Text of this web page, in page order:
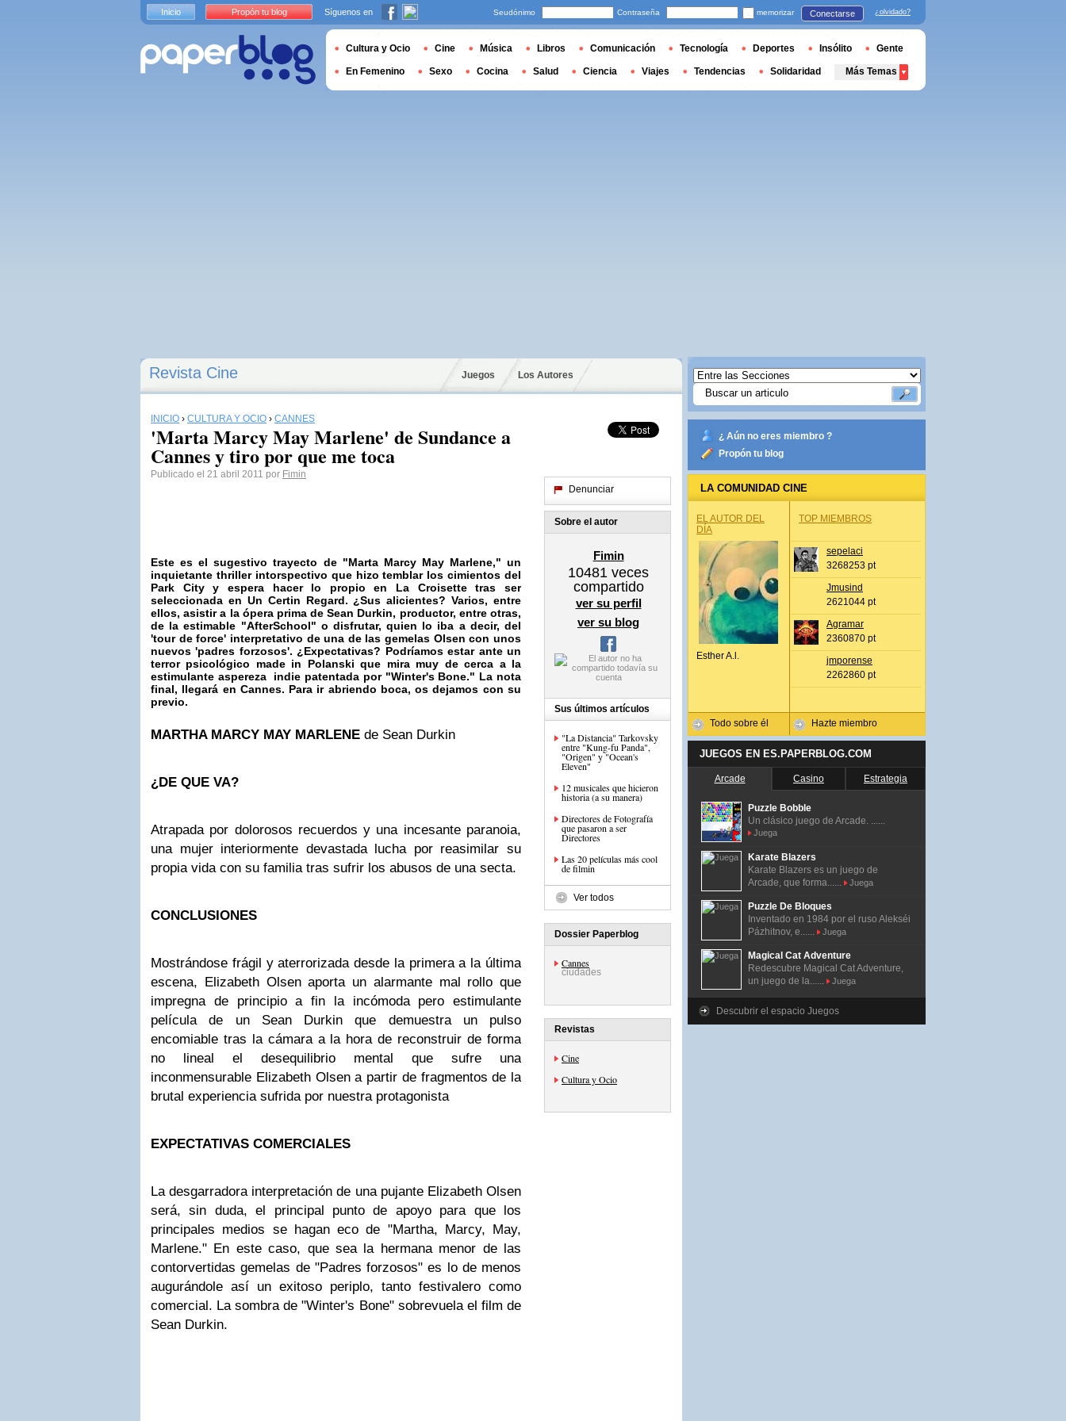
Revista Cine Juegos Los Autores
INICIO › CULTURA Y OCIO › CANNES
'Marta Marcy May Marlene' de Sundance a
Cannes y tiro por que me toca
Publicado el 21 abril 2011 por Fimin
Este es el sugestivo trayecto de"Marta Marcy May Marlene," un
inquietante thriller intorspectivo que hizo temblar los cimientos del
Park City y espera hacer lo propio en La Croisette tras ser
seleccionada en Un Certin Regard. ¿Sus alicientes?Varios, entre
ellos, asistir a la ópera prima deSean Durkin, productor, entre otras,
de la estimable "AfterSchool" o disfrutar, quien lo iba a decir, del
'tour de force' interpretativo de una de las gemelas Olsen con unos
nuevos 'padres forzosos'. ¿Expectativas? Podríamos estar ante un
terror psicológico made in Polanski que mira muy de cerca a la
estimulante aspereza indie patentada por "Winter's Bone." La nota
final, llegará en Cannes. Para ir abriendo boca, os dejamos con su
previo.
MARTHA MARCY MAY MARLENE de Sean Durkin
¿DE QUE VA?
Atrapada por dolorosos recuerdos y una incesante paranoia,
una mujer interiormente devastada lucha por reasimilar su
propia vida con su familia tras sufrir los abusos de una secta.
CONCLUSIONES
Mostrándose frágil y aterrorizada desde la primera a la última
escena, Elizabeth Olsen aporta un alarmante mal rollo que
impregna de principio a fin la incómoda pero estimulante
película de un Sean Durkin que demuestra un pulso
encomiable tras la cámara a la hora de reconstruir de forma
no lineal el desequilibrio mental que sufre una
inconmensurable Elizabeth Olsen a partir de fragmentos de la
brutal experiencia sufrida por nuestra protagonista
EXPECTATIVAS COMERCIALES
La desgarradora interpretación de una pujante Elizabeth Olsen
será, sin duda, el principal punto de apoyo para que los
principales medios se hagan eco de "Martha, Marcy, May,
Marlene." En este caso, que sea la hermana menor de las
contorvertidas gemelas de "Padres forzosos" es lo de menos
augurándole así un exitoso periplo, tanto festivalero como
comercial. La sombra de "Winter's Bone" sobrevuela el film de
Sean Durkin.
Denunciar
Sobre el autor
Fimin
10481 veces
compartido
ver su perfil
ver su blog
Sus últimos artículos
"La Distancia" Tarkovsky
entre "Kung-fu Panda",
"Origen" y "Ocean's
Eleven"
12 musicales que hicieron
historia (a su manera)
Directores de Fotografía
que pasaron a ser
Directores
Las 20 películas más cool
de filmin
Ver todos
Dossier Paperblog
Cannes
ciudades
Revistas
Cine
Cultura y Ocio
¿ Aún no eres miembro ?
Propón tu blog
LA COMUNIDAD CINE
EL AUTOR DEL
DÍA
Esther A.l.
Todo sobre él
TOP MIEMBROS
sepelaci
3268253 pt
Jmusind
2621044 pt
Agramar
2360870 pt
jmporense
2262860 pt
Hazte miembro
JUEGOS EN ES.PAPERBLOG.COM
Arcade Casino Estrategia
Puzzle Bobble
Un clásico juego de Arcade. ......
Juega
Karate Blazers
Karate Blazers es un juego de
Arcade, que forma......
Juega
Puzzle De Bloques
Inventado en 1984 por el ruso Alekséi
Pázhitnov, e......
Juega
Magical Cat Adventure
Redescubre Magical Cat Adventure,
un juego de la......
Juega
Descubrir el espacio Juegos
Inicio Propón tu blog Síguenos en Seudónimo Contraseña memorizar Conectarse ¿olvidado?
Cultura y Ocio Cine Música Libros Comunicación Tecnología Deportes Insólito Gente
En Femenino Sexo Cocina Salud Ciencia Viajes Tendencias Solidaridad Más Temas